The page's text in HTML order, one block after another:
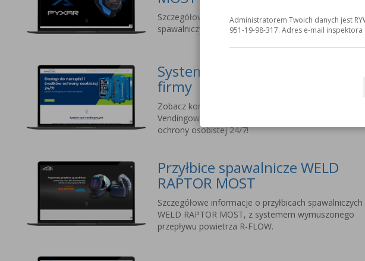
Szczegółowe informacje o najnowszej serii przyłbic
spawalniczych dla profesjonalistów PYXAR MOST.
Systemy vendingowe dla Twojej
firmy
Zobacz korzyści ze stosowania Systemów
Vendingowych MOST. Dostęp do narzędzi i środków
ochrony osobistej 24/7!
Przyłbice spawalnicze WELD
RAPTOR MOST
Szczegółowe informacje o przyłbicach spawalniczych
WELD RAPTOR MOST, z systemem wymuszonego
przepływu powietrza R-FLOW.
Administratorem Twoich danych jest
951-19-98-317. Adres e-mail